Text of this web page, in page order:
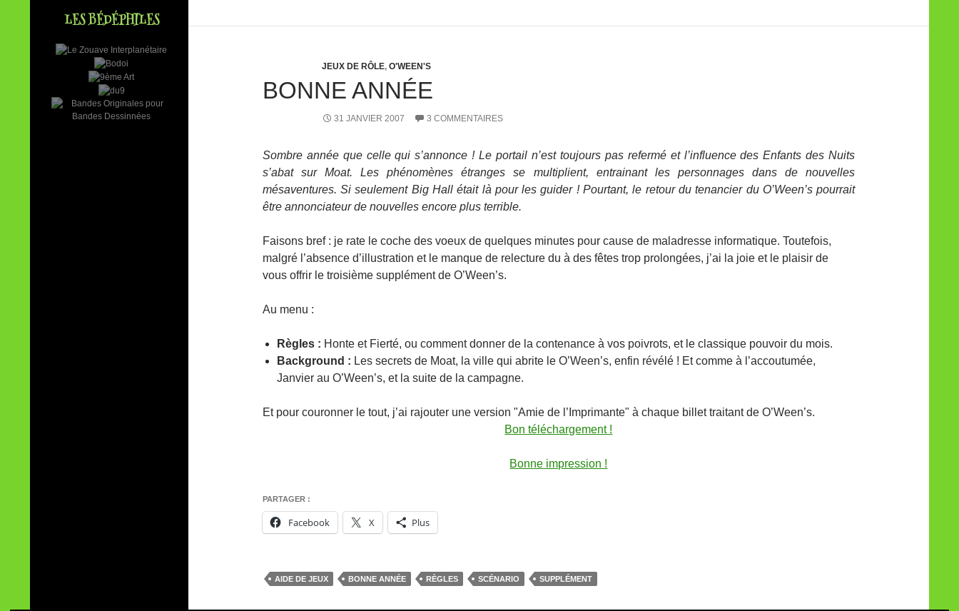
JEUX DE RÔLE, O'WEEN'S
BONNE ANNÉE
31 JANVIER 2007 3 COMMENTAIRES
Sombre année que celle qui s’annonce ! Le portail n’est toujours pas refermé et l’influence des Enfants des Nuits
s’abat sur Moat. Les phénomènes étranges se multiplient, entrainant les personnages dans de nouvelles
mésaventures. Si seulement Big Hall était là pour les guider ! Pourtant, le retour du tenancier du O’Ween’s pourrait
être annonciateur de nouvelles encore plus terrible.
Faisons bref : je rate le coche des voeux de quelques minutes pour cause de maladresse informatique. Toutefois,
malgré l’absence d’illustration et le manque de relecture du à des fêtes trop prolongées, j’ai la joie et le plaisir de
vous offrir le troisième supplément de O’Ween’s.
Au menu :
Règles : Honte et Fierté, ou comment donner de la contenance à vos poivrots, et le classique pouvoir du mois.
Background : Les secrets de Moat, la ville qui abrite le O’Ween’s, enfin révélé ! Et comme à l’accoutumée,
Janvier au O’Ween’s, et la suite de la campagne.
Et pour couronner le tout, j’ai rajouter une version "Amie de l’Imprimante" à chaque billet traitant de O’Ween’s.
Bon téléchargement !
Bonne impression !
PARTAGER :
Facebook X Plus
AIDE DE JEUX BONNE ANNÉE RÈGLES SCÉNARIO SUPPLÉMENT
LES BÉDÉPHILES